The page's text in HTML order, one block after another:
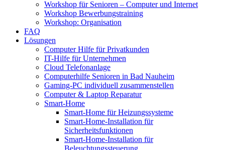
Workshop für Senioren – Computer und Internet
Workshop Bewerbungstraining
Workshop: Organisation
FAQ
Lösungen
Computer Hilfe für Privatkunden
IT-Hilfe für Unternehmen
Cloud Telefonanlage
Computerhilfe Senioren in Bad Nauheim
Gaming-PC individuell zusammenstellen
Computer & Laptop Reparatur
Smart-Home
Smart-Home für Heizungssysteme
Smart-Home-Installation für
Sicherheitsfunktionen
Smart-Home-Installation für